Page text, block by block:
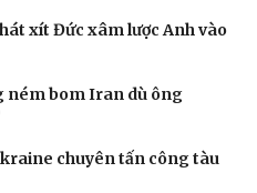
xít Đức xâm lược Anh vào
ném bom Iran dù ông
chuyên tấn công tàu